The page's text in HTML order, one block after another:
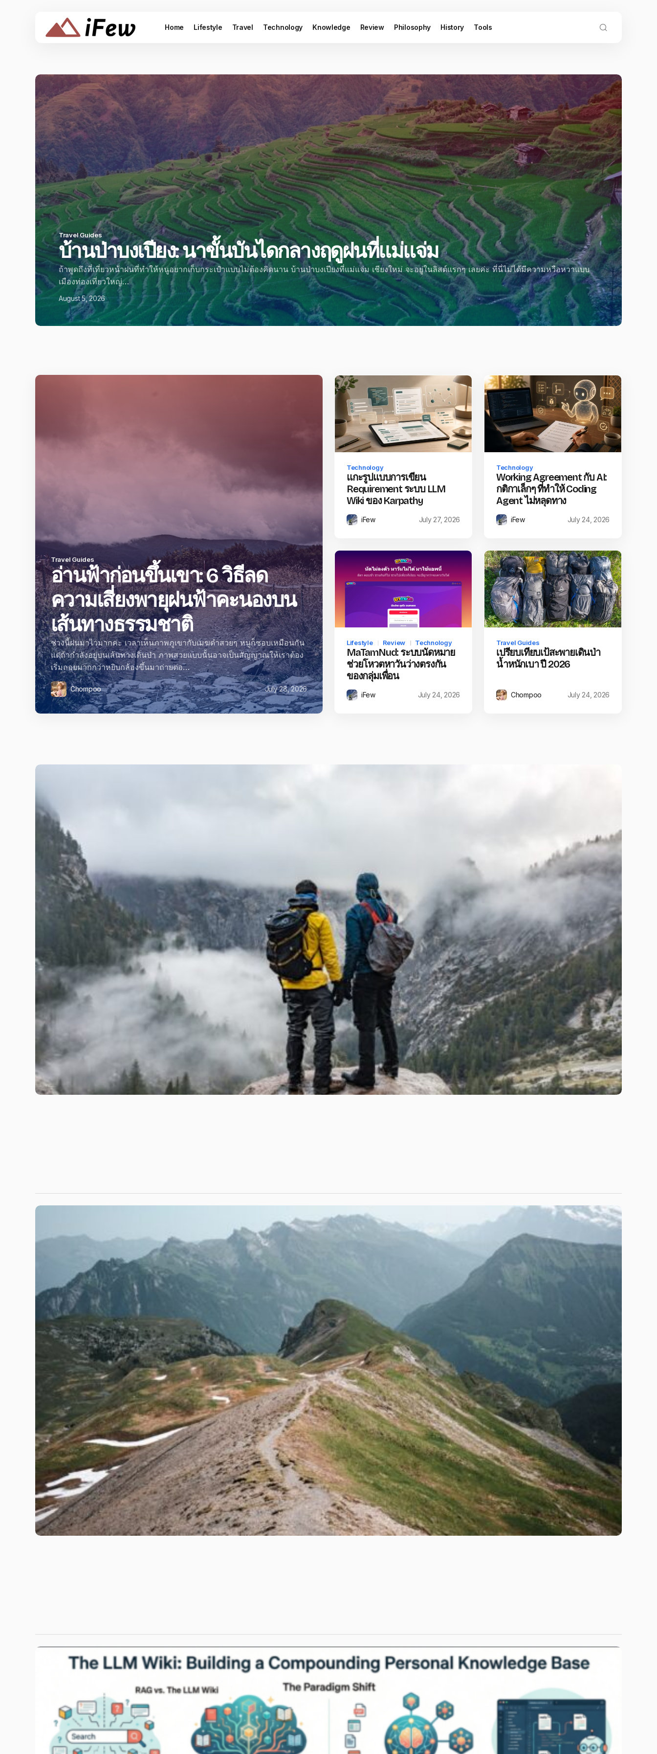
Home Lifestyle Travel Technology Knowledge Review Philosophy History Tools
Travel Guides
บ้านป่าบงเปียง: นาขั้นบันไดกลางฤดูฝนที่แม่แจ่ม
ถ้าพูดถึงที่เที่ยวหน้าฝนที่ทำให้หนูอยากเก็บกระเป๋าแบบไม่ต้องคิดนาน บ้านป่าบงเปียงที่แม่แจ่ม เชียงใหม่ จะอยู่ในลิสต์แรกๆ เลยค่ะ ที่นี่ไม่ได้มีความหวือหวาแบบ
เมืองท่องเที่ยวใหญ่…
August 5, 2026
Travel Guides
อ่านฟ้าก่อนขึ้นเขา: 6 วิธีลด
ความเสี่ยงพายุฝนฟ้าคะนองบน
เส้นทางธรรมชาติ
ช่วงนี้ฝนมาไวมากค่ะ เวลาเห็นภาพภูเขากับเมฆดำสวยๆ หนูก็ชอบเหมือนกัน
แต่ถ้ากำลังอยู่บนเส้นทางเดินป่า ภาพสวยแบบนั้นอาจเป็นสัญญาณให้เราต้อง
เริ่มถอยมากกว่าหยิบกล้องขึ้นมาถ่ายต่อ…
Chompoo July 28, 2026
Technology
แกะรูปแบบการเขียน
Requirement ระบบ LLM
Wiki ของ Karpathy
iFew July 27, 2026
Technology
Working Agreement กับ AI:
กติกาเล็กๆ ที่ทำให้ Coding
Agent ไม่หลุดทาง
iFew July 24, 2026
Lifestyle Review Technology
MaTamNud: ระบบนัดหมาย
ช่วยโหวตหาวันว่างตรงกัน
ของกลุ่มเพื่อน
iFew July 24, 2026
Travel Guides
เปรียบเทียบเป้สะพายเดินป่า
น้ำหนักเบา ปี 2026
Chompoo July 24, 2026
รีวิวเสื้อกันฝนเดินป่าปี 2026: 5 รุ่นท็อปที่ต้องมี
ติดเป้ไว้ลุยป่าฝน
สวัสดีเพื่อนๆ สายเขียวทุกคนค่ะ! วันนี้วันที่ 22 มิถุนายน ตรงกับ “วัน
ป่าฝนโลก” หรือ World Rainforest Day พอดีเลยนะ กลิ่นไหนดิน
กลิ่นไอฝน มันช่างเย้ายวนใจให้ออกไปเดินป่าจริงๆ แต่แน่นอนว่าถ้า
จะไปลุยป่าฝน…
Travel Guides
Tour du Mont Blanc (TMB): มหากาพย์การ
เดินเทรค 3 ประเทศในฝัน
ถ้าเคยมีลิสต์เส้นทางในฝันที่อยากไปให้ได้สักครั้งในชีวิต ชื่อของ
June 24, 2026